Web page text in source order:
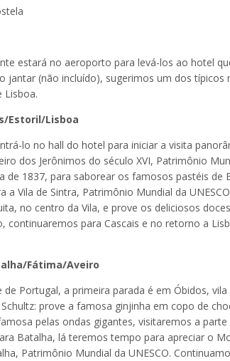
estará no aeroporto para levá-los ao hotel
jantar (não incluído), sugerimos um dos típicos
Lisboa.
Estoril/Lisboa
lo no hall do hotel para iniciar a visita
dos Jerônimos do século XVI, Patrimônio
de 1837, para saborear os famosos pastéis de
Vila de Sintra, Patrimônio Mundial da
no centro da Vila, e prove os deliciosos
continuaremos para Cascais e no retorno a
Fátima/Aveiro
Portugal, a primeira parada é em Óbidos,
prove a famosa ginjinha em copo de
pelas ondas gigantes, visitaremos a
Batalha, lá teremos tempo para apreciar o
Patrimônio Mundial da UNESCO.